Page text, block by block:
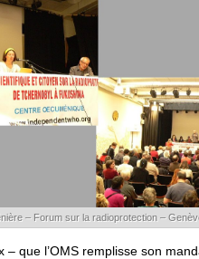
– Forum sur la radioprotection –
que l’OMS remplisse son